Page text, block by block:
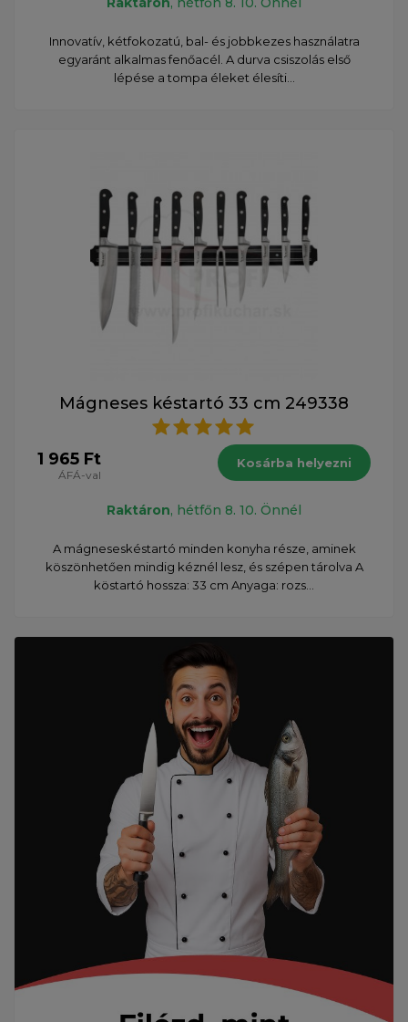
Innovatív, kétfokozatú, bal- és jobbkezes használatra
egyaránt alkalmas fenőacél. A durva csiszolás első
lépése a tompa éleket élesíti...
Mágneses késtartó 33 cm 249338
1 965 Ft
ÁFÁ-val
Kosárba helyezni
Raktáron, hétfőn 8. 10. Önnél
A mágneseskéstartó minden konyha része, aminek
köszönhetően mindig kéznél lesz, és szépen tárolva A
köstartó hossza: 33 cm Anyaga: rozs...